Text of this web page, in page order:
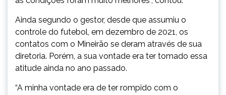
Ainda segundo o gestor, desde que assumiu o
controle do futebol, em dezembro de 2021, os
contatos com o Mineirão se deram através de sua
diretoria. Porém, a sua vontade era ter tomado essa
atitude ainda no ano passado.
“A minha vontade era de ter rompido com o